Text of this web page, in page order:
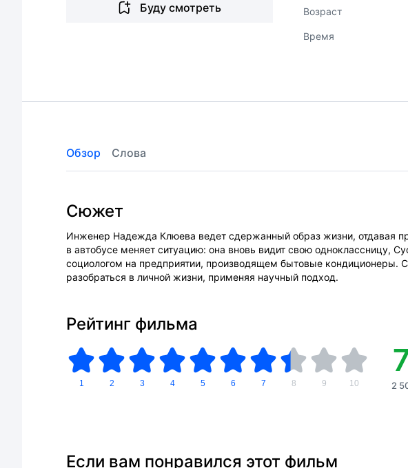
Буду смотреть Возраст
Время
Обзор Слова
Сюжет
Инженер Надежда Клюева ведет сдержанный образ жизни, отдавая
в автобусе меняет ситуацию: она вновь видит свою одноклассницу,
социологом на предприятии, производящем бытовые кондиционеры.
разобраться в личной жизни, применяя научный подход.
Рейтинг фильма
1 2 3 4 5 6 7 8 9 10 2
Если вам понравился этот фильм